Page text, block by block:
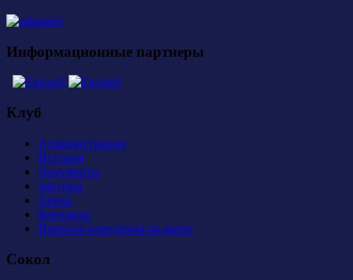
Информационные партнеры
Клуб
Администрация
История
Документы
Закупки
Арена
Контакты
Правила поведения на арене
Сокол